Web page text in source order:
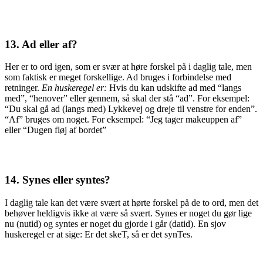
13. Ad eller af?
Her er to ord igen, som er svær at høre forskel på i daglig tale, men
som faktisk er meget forskellige. Ad bruges i forbindelse med
retninger. En huskeregel er: Hvis du kan udskifte ad med “langs
med”, “henover” eller gennem, så skal der stå “ad”. For eksempel:
“Du skal gå ad (langs med) Lykkevej og dreje til venstre for enden”.
“Af” bruges om noget. For eksempel: “Jeg tager makeuppen af”
eller “Dugen fløj af bordet”
14. Synes eller syntes?
I daglig tale kan det være svært at hørte forskel på de to ord, men det
behøver heldigvis ikke at være så svært. Synes er noget du gør lige
nu (nutid) og syntes er noget du gjorde i går (datid). En sjov
huskeregel er at sige: Er det skeT, så er det synTes.